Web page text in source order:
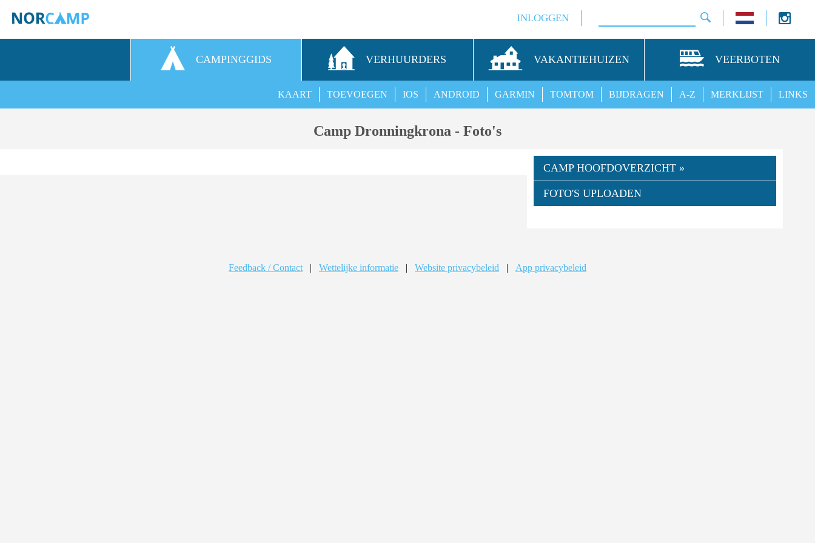
INLOGGEN
CAMPINGGIDS VERHUURDERS VAKANTIEHUIZEN VEERBOTEN
LINKS
MERKLIJST
A-Z
BIJDRAGEN
TOMTOM
GARMIN
ANDROID
IOS
TOEVOEGEN
KAART
Camp Dronningkrona - Foto's
CAMP HOOFDOVERZICHT »
FOTO'S UPLOADEN
Feedback / Contact | Wettelijke informatie | Website privacybeleid | App privacybeleid